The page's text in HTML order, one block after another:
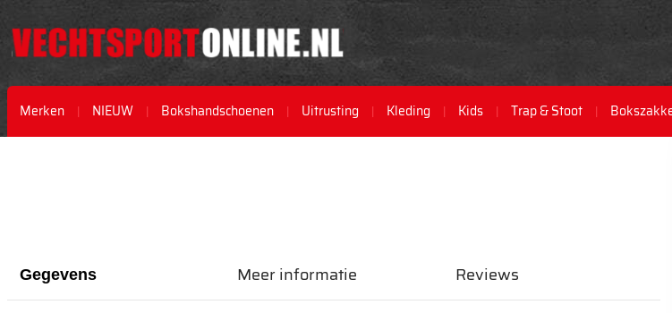
Merken NIEUW Bokshandschoenen Uitrusting Kleding Kids Trap & Stoot
gallerij
gallerij
Gegevens Meer informatie Reviews